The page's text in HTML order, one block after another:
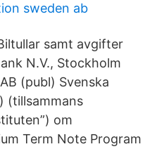
sweden ab
samt avgifter
N.V., Stockholm
(publ) Svenska
(tillsammans
om
Term Note Program